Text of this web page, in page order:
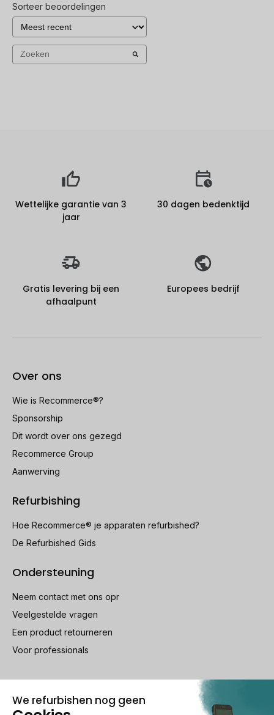
Sorteer beoordelingen
Wettelijke garantie van 3
jaar
30 dagen bedenktijd
Gratis levering bij een
afhaalpunt
Europees bedrijf
Over ons
Wie is Recommerce®?
Sponsorship
Dit wordt over ons gezegd
Recommerce Group
Aanwerving
Refurbishing
Hoe Recommerce® je apparaten refurbished?
De Refurbished Gids
Ondersteuning
Neem contact met ons opr
Veelgestelde vragen
Een product retourneren
Voor professionals
100% beveiligde betaling